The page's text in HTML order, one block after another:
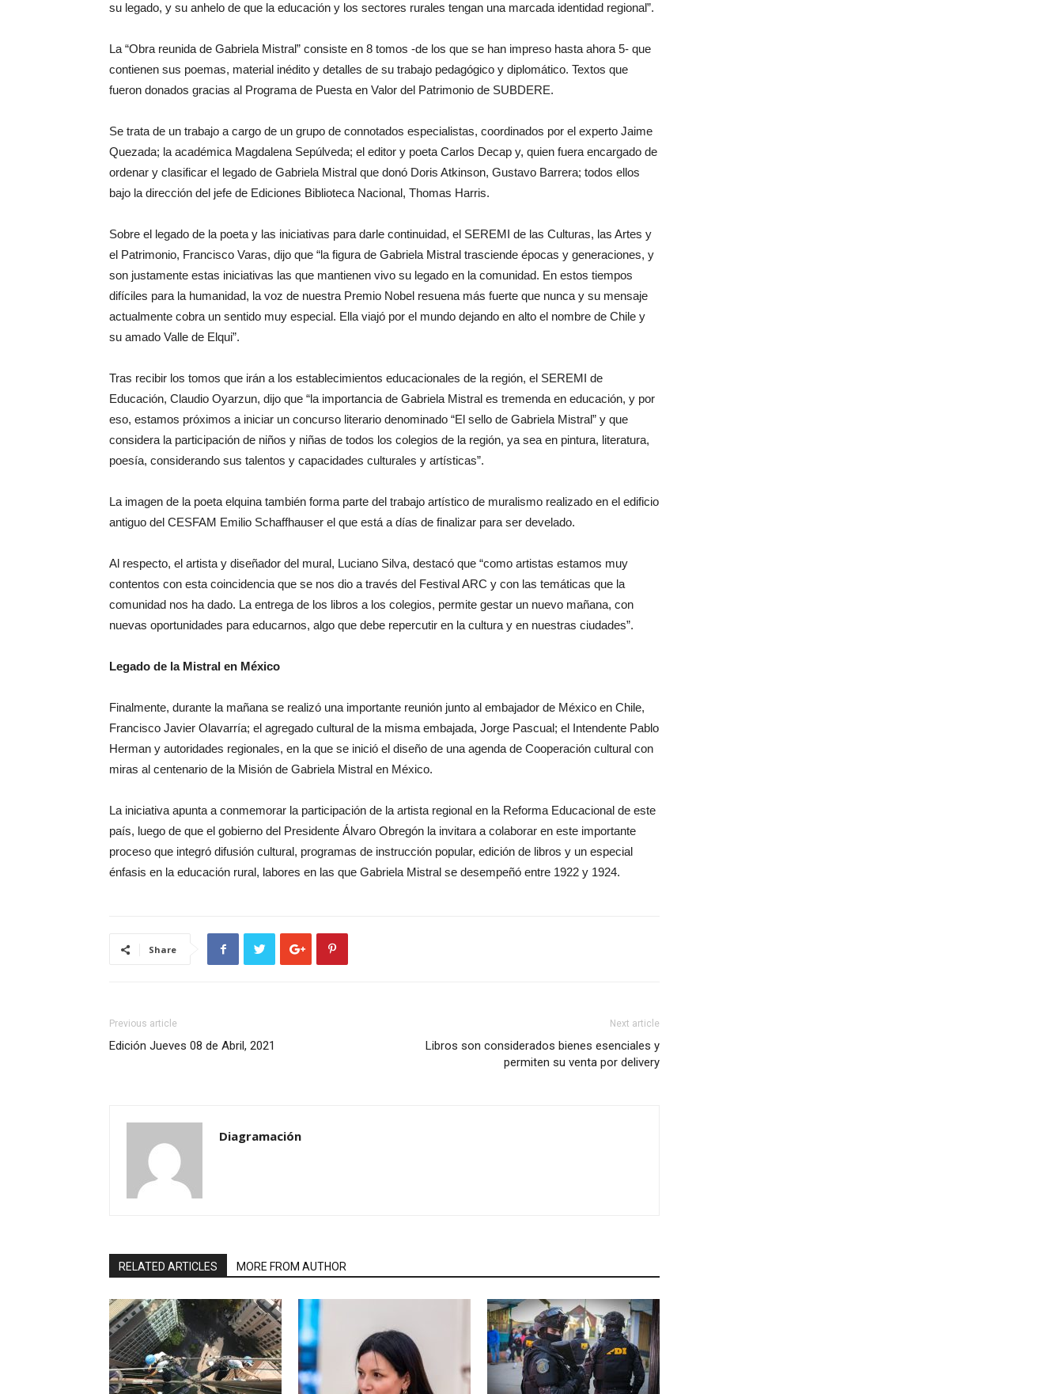
su legado, y su anhelo de que la educación y los sectores rurales tengan una marcada identidad regional”.
La “Obra reunida de Gabriela Mistral” consiste en 8 tomos -de los que se han impreso hasta ahora 5- que
contienen sus poemas, material inédito y detalles de su trabajo pedagógico y diplomático. Textos que
fueron donados gracias al Programa de Puesta en Valor del Patrimonio de SUBDERE.
Se trata de un trabajo a cargo de un grupo de connotados especialistas, coordinados por el experto Jaime
Quezada; la académica Magdalena Sepúlveda; el editor y poeta Carlos Decap y, quien fuera encargado de
ordenar y clasificar el legado de Gabriela Mistral que donó Doris Atkinson, Gustavo Barrera; todos ellos
bajo la dirección del jefe de Ediciones Biblioteca Nacional, Thomas Harris.
Sobre el legado de la poeta y las iniciativas para darle continuidad, el SEREMI de las Culturas, las Artes y
el Patrimonio, Francisco Varas, dijo que “la figura de Gabriela Mistral trasciende épocas y generaciones, y
son justamente estas iniciativas las que mantienen vivo su legado en la comunidad. En estos tiempos
difíciles para la humanidad, la voz de nuestra Premio Nobel resuena más fuerte que nunca y su mensaje
actualmente cobra un sentido muy especial. Ella viajó por el mundo dejando en alto el nombre de Chile y
su amado Valle de Elqui”.
Tras recibir los tomos que irán a los establecimientos educacionales de la región, el SEREMI de
Educación, Claudio Oyarzun, dijo que “la importancia de Gabriela Mistral es tremenda en educación, y por
eso, estamos próximos a iniciar un concurso literario denominado “El sello de Gabriela Mistral” y que
considera la participación de niños y niñas de todos los colegios de la región, ya sea en pintura, literatura,
poesía, considerando sus talentos y capacidades culturales y artísticas”.
La imagen de la poeta elquina también forma parte del trabajo artístico de muralismo realizado en el edificio
antiguo del CESFAM Emilio Schaffhauser el que está a días de finalizar para ser develado.
Al respecto, el artista y diseñador del mural, Luciano Silva, destacó que “como artistas estamos muy
contentos con esta coincidencia que se nos dio a través del Festival ARC y con las temáticas que la
comunidad nos ha dado. La entrega de los libros a los colegios, permite gestar un nuevo mañana, con
nuevas oportunidades para educarnos, algo que debe repercutir en la cultura y en nuestras ciudades”.
Legado de la Mistral en México
Finalmente, durante la mañana se realizó una importante reunión junto al embajador de México en Chile,
Francisco Javier Olavarría; el agregado cultural de la misma embajada, Jorge Pascual; el Intendente Pablo
Herman y autoridades regionales, en la que se inició el diseño de una agenda de Cooperación cultural con
miras al centenario de la Misión de Gabriela Mistral en México.
La iniciativa apunta a conmemorar la participación de la artista regional en la Reforma Educacional de este
país, luego de que el gobierno del Presidente Álvaro Obregón la invitara a colaborar en este importante
proceso que integró difusión cultural, programas de instrucción popular, edición de libros y un especial
énfasis en la educación rural, labores en las que Gabriela Mistral se desempeñó entre 1922 y 1924.
Share
Previous article
Edición Jueves 08 de Abril, 2021
Next article
Libros son considerados bienes esenciales y
permiten su venta por delivery
Diagramación
RELATED ARTICLES MORE FROM AUTHOR